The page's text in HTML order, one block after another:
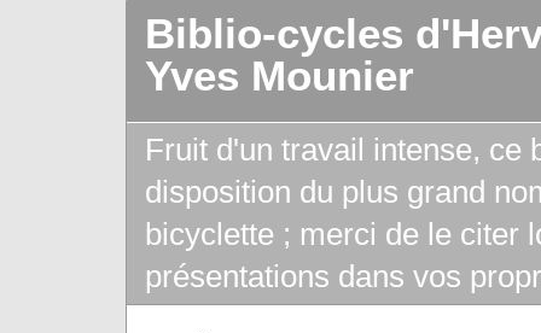
Biblio-cycles
Yves Mounier
Fruit d'un travail intense, ce
disposition du plus grand
bicyclette ; merci de le citer
présentations dans vos